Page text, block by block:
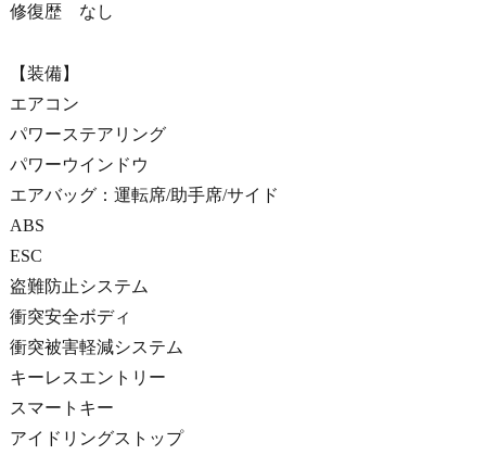
修復歴 なし
【装備】
エアコン
パワーステアリング
パワーウインドウ
エアバッグ：運転席/助手席/サイド
ABS
ESC
盗難防止システム
衝突安全ボディ
衝突被害軽減システム
キーレスエントリー
スマートキー
アイドリングストップ